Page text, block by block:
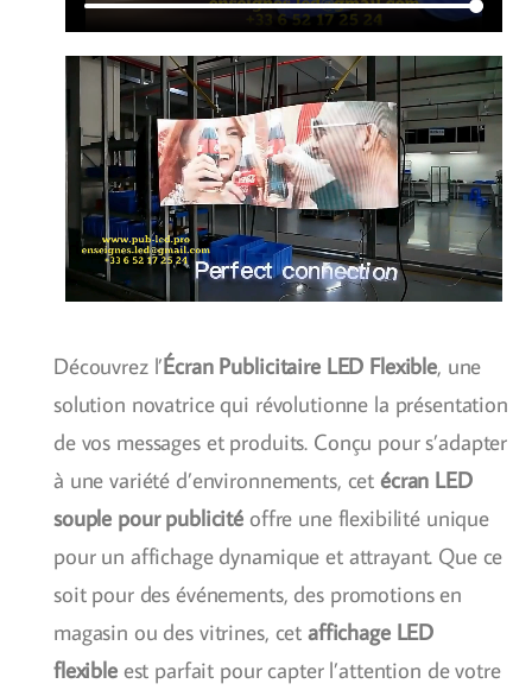
Découvrez l’Écran Publicitaire LED Flexible, une
solution novatrice qui révolutionne la présentation
de vos messages et produits. Conçu pour s’adapter
à une variété d’environnements, cet écran LED
souple pour publicité offre une flexibilité unique
pour un affichage dynamique et attrayant. Que ce
soit pour des événements, des promotions en
magasin ou des vitrines, cet affichage LED
flexibleest parfait pour capter l’attention de votre